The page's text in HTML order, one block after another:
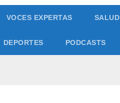
VOCES EXPERTAS SALUD
DEPORTES PODCASTS